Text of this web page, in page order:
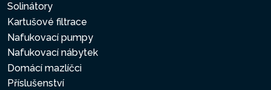
Solinátory
Kartušové filtrace
Nafukovací pumpy
Nafukovací nábytek
Domácí mazlíčci
Příslušenství